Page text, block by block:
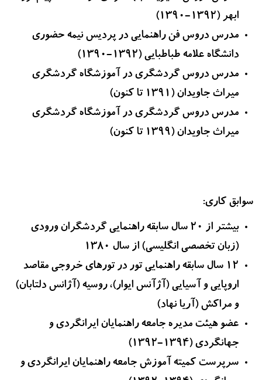
ابهر (1392-1390)
مدرس دروس فن راهنمایی در پردیس نیمه حضوری
دانشگاه علامه طباطبایی (1392-1390)
مدرس دروس گردشگری در آموزشگاه گردشگری
میراث جاویدان (1391 تا کنون)
مدرس دروس گردشگری در آموزشگاه گردشگری
میراث جاویدان (1399 تا کنون)
سوابق کاری:
بیشتر از 20 سال سابقه راهنمایی گردشگران ورودی
(زبان تخصصی انگلیسی) از سال 1380
12 سال سابقه راهنمایی تور در تورهای خروجی مقاصد
اروپایی و آسیایی (آژآنس ایوار)، روسیه (آژانس دلتابان)
و مراکش (آریا نهاد)
عضو هیئت مدیره جامعه راهنمایان ایرانگردی و
جهانگردی (1394-1392)
سرپرست کمیته آموزش جامعه راهنمایان ایرانگردی و